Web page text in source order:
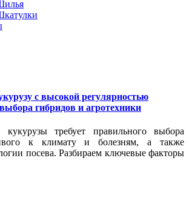
с высокой регулярностью
гибридов и агротехники
требует правильного выбора
к климату и болезням, а также
посева. Разбираем ключевые факторы